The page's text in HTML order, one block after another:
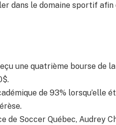
dans le domaine sportif afin
une quatrième bourse de
de 93% lorsqu’elle
de Soccer Québec, Audrey